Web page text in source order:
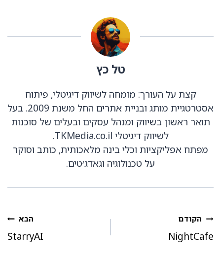
טל כץ
קצת על העורך: מומחה לשיווק דיגיטלי, פיתוח
אסטרטגיית מותג ובניית אתרים החל משנת 2009. בעל
תואר ראשון בשיווק ומנהל עסקים ובעלים של סוכנות
לשיווק דיגיטלי TKMedia.co.il
.
מפתח אפליקציות וכלי בינה מלאכותית, כותב וסוקר
על טכנולוגיה וגאדג׳טים.
ניווט
הקודם
NightCafe
הבא
StarryAI